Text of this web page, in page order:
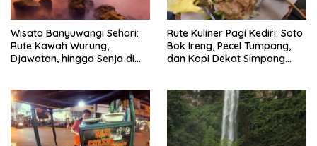
Wisata Banyuwangi Sehari:
Rute Kawah Wurung,
Djawatan, hingga Senja di
Rute Kuliner Pagi Kediri: Soto
Bok Ireng, Pecel Tumpang,
dan Kopi Dekat Simpang